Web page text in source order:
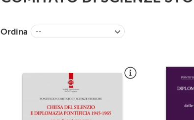
Ordina --